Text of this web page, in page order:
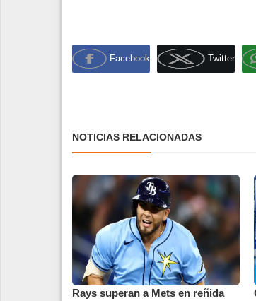
Facebook Twitter
NOTICIAS RELACIONADAS
Rays superan a Mets en reñida